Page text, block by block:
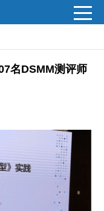
名DSMM测评师